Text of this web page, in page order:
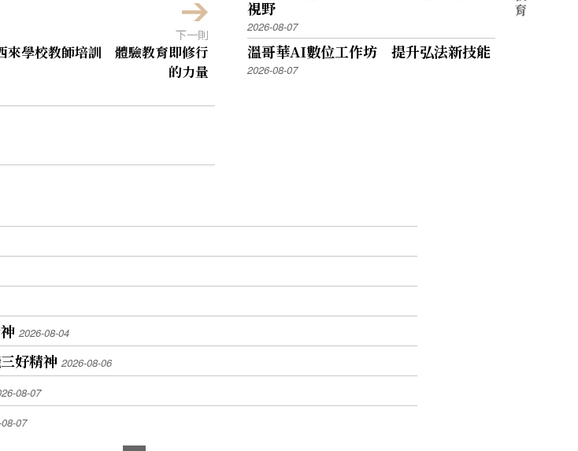
下一則
來學校教師培訓 體驗教育即修行
的力量
視野
2026-08-07
溫哥華AI數位工作坊 提升弘法新技能
2026-08-07
2026-08-04
好精神 2026-08-06
08-07
07
育